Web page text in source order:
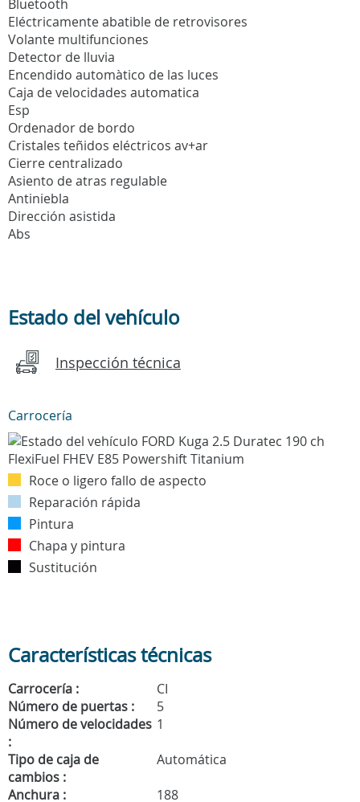
Bluetooth
Eléctricamente abatible de retrovisores
Volante multifunciones
Detector de lluvia
Encendido automàtico de las luces
Caja de velocidades automatica
Esp
Ordenador de bordo
Cristales teñidos eléctricos av+ar
Cierre centralizado
Asiento de atras regulable
Antiniebla
Dirección asistida
Abs
Estado del vehículo
Inspección técnica
Carrocería
Roce o ligero fallo de aspecto
Reparación rápida
Pintura
Chapa y pintura
Sustitución
Características técnicas
Carrocería :
CI
Número de puertas :
5
Número de velocidades
:
1
Tipo de caja de
cambios :
Automática
Anchura :
188